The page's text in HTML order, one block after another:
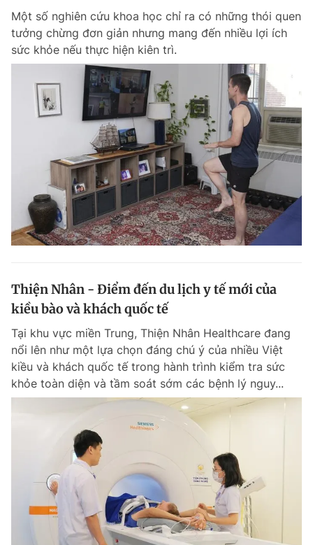
Một số nghiên cứu khoa học chỉ ra có những thói quen
tưởng chừng đơn giản nhưng mang đến nhiều lợi ích
sức khỏe nếu thực hiện kiên trì.
Thiện Nhân - Điểm đến du lịch y tế mới của
kiều bào và khách quốc tế
Tại khu vực miền Trung, Thiện Nhân Healthcare đang
nổi lên như một lựa chọn đáng chú ý của nhiều Việt
kiều và khách quốc tế trong hành trình kiểm tra sức
khỏe toàn diện và tầm soát sớm các bệnh lý nguy...